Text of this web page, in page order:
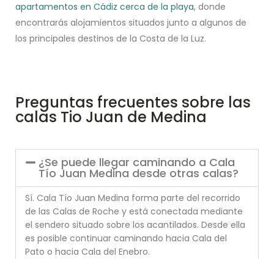
apartamentos en Cádiz cerca de la playa, donde
encontrarás alojamientos situados junto a algunos de
los principales destinos de la Costa de la Luz.
Preguntas frecuentes sobre las
calas Tio Juan de Medina
¿Se puede llegar caminando a Cala
Tío Juan Medina desde otras calas?
Sí. Cala Tío Juan Medina forma parte del recorrido
de las Calas de Roche y está conectada mediante
el sendero situado sobre los acantilados. Desde ella
es posible continuar caminando hacia Cala del
Pato o hacia Cala del Enebro.